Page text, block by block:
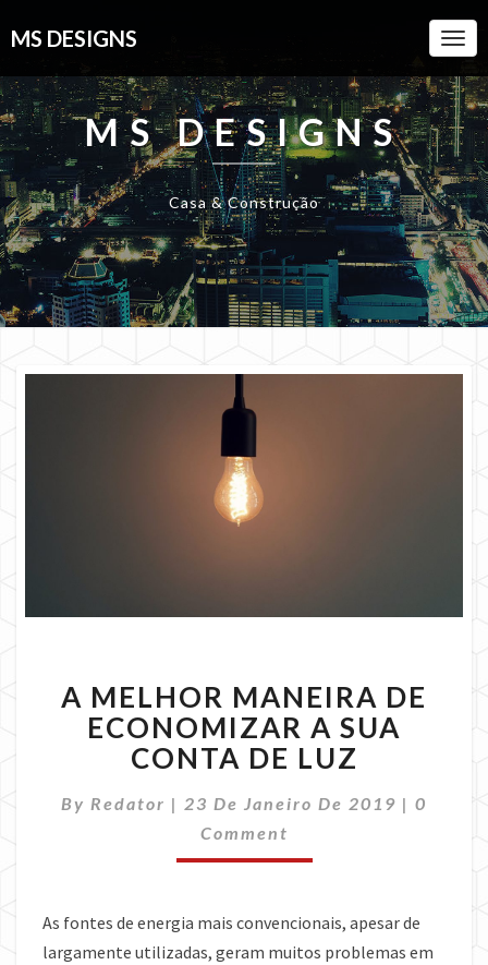
MS DESIGNS
MS DESIGNS
Casa & Construção
MELHOR
MANEIRA
DE
ECONOMIZAR
SUA
CONTA
DE
A MELHOR MANEIRA DE
ECONOMIZAR A SUA
CONTA DE LUZ
By Redator | 23 De Janeiro De 2019 | 0
Comment
As fontes de energia mais convencionais, apesar de
largamente utilizadas, geram muitos problemas em